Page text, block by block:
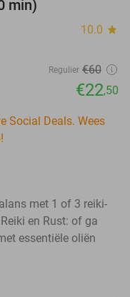
min)
10.0 star
Regulier €60
€22,50
Social Deals. Wees
met 1 of 3 reiki-
en Rust: of ga
essentiële oliën